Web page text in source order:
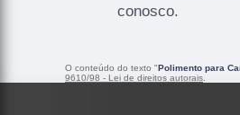
conosco.
O conteúdo do texto "Polimento para
9610/98 - Lei de direitos autorais.